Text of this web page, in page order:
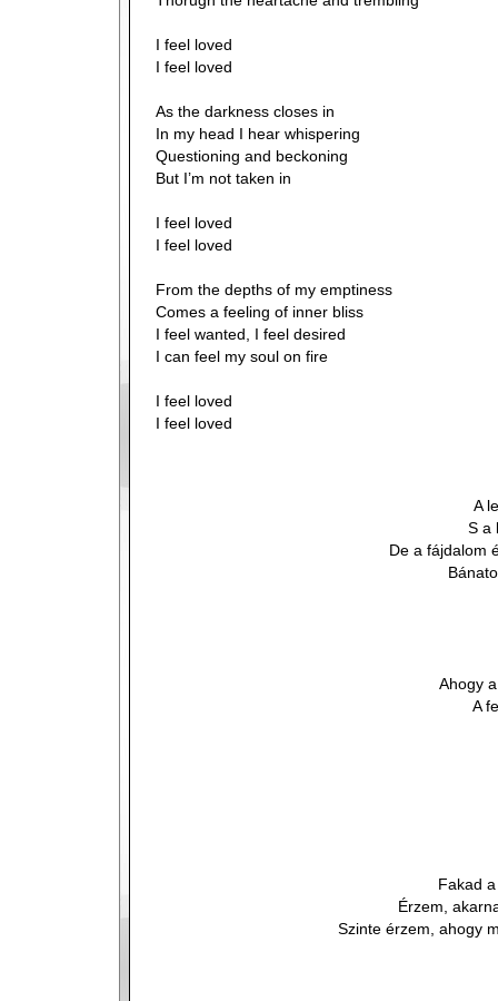
I feel loved
I feel loved
As the darkness closes in
In my head I hear whispering
Questioning and beckoning
But I’m not taken in
I feel loved
I feel loved
From the depths of my emptiness
Comes a feeling of inner bliss
I feel wanted, I feel desired
I can feel my soul on fire
I feel loved
I feel loved
A
S a
De a fájdalom
Ahogy
A
Fakad
Érzem,
Szinte érzem, ahogy